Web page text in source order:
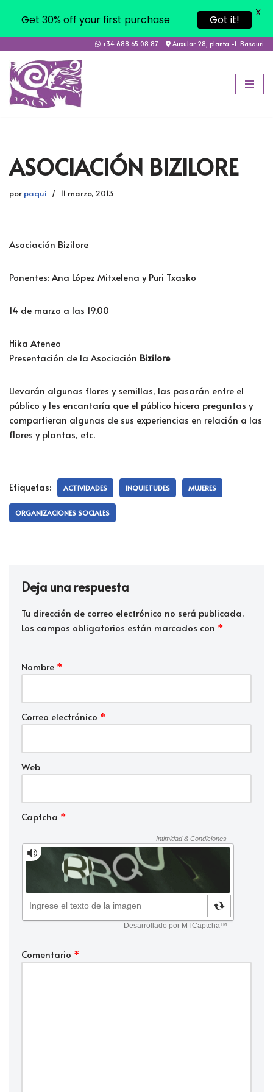
Saltar
al
contenido
+34 688 65 08 87 Auxular 28, planta -1. Basauri
ASOCIACIÓN BIZILORE
por paqui 11 marzo, 2013
Asociación Bizilore
Ponentes: Ana López Mitxelena y Puri Txasko
14 de marzo a las 19.00
Hika Ateneo
Presentación de la Asociación Bizilore
Llevarán algunas flores y semillas, las pasarán entre el
público y les encantaría que el público hicera preguntas y
compartieran algunas de sus experiencias en relación a las
flores y plantas, etc.
Etiquetas: ACTIVIDADES INQUIETUDES MUJERES
ORGANIZACIONES SOCIALES
Deja una respuesta
Tu dirección de correo electrónico no será publicada.
Los campos obligatorios están marcados con *
Nombre *
Correo electrónico *
Web
Captcha *
Comentario *
Get 30% off your first purchase Got it!
X